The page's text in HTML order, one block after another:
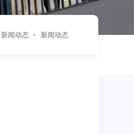
新闻动态 新闻动态